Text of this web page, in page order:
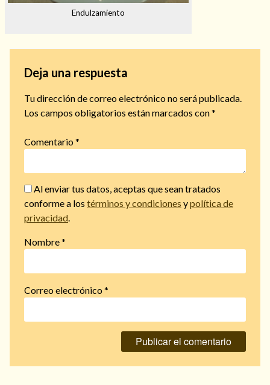
Endulzamiento
Deja una respuesta
Tu dirección de correo electrónico no será publicada.
Los campos obligatorios están marcados con*
Comentario*
Al enviar tus datos, aceptas que sean tratados
conforme a los términos y condiciones ypolítica de
privacidad.
Nombre*
Correo electrónico*